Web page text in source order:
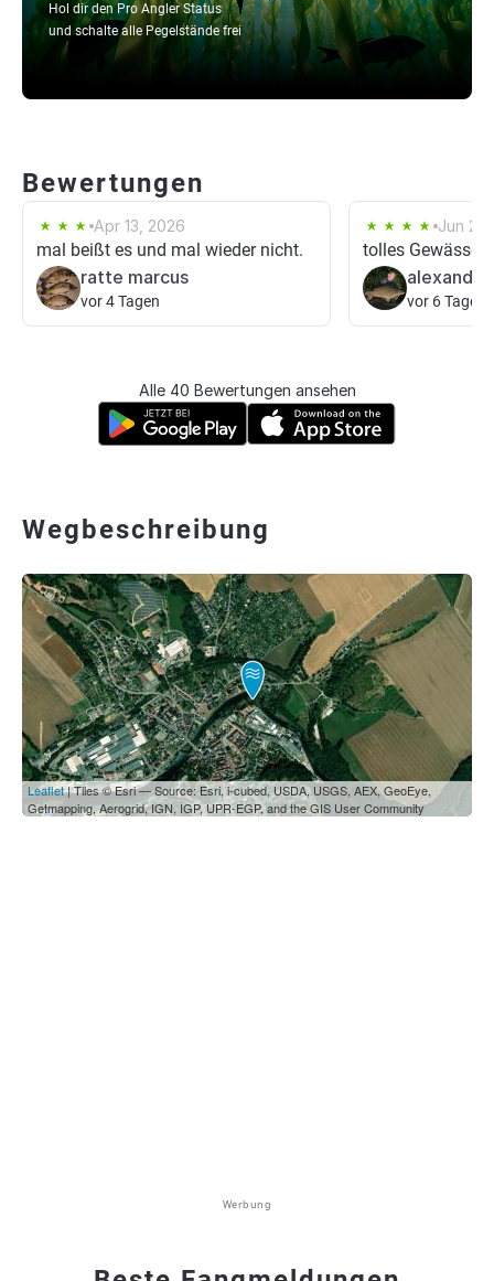
Hol dir den Pro Angler Status
und schalte alle Pegelstände frei
Bewertungen
Apr 13, 2026
mal beißt es und mal wieder nicht.
ratte marcus
vor 4 Tagen
Jun 21,
tolles Gewässer
vor 6 Tagen
Alle 40 Bewertungen ansehen
Wegbeschreibung
Leaflet| Tiles © Esri — Source: Esri, i-cubed, USDA, USGS, AEX, GeoEye,
Getmapping, Aerogrid, IGN, IGP, UPR-EGP, and the GIS User Community
Werbung